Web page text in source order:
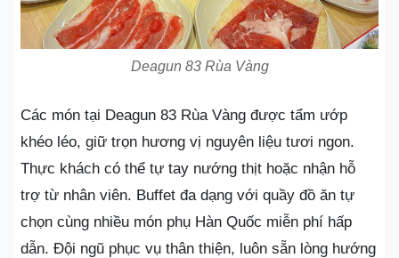
Deagun 83 Rùa Vàng
Các món tại Deagun 83 Rùa Vàng được tẩm ướp
khéo léo, giữ trọn hương vị nguyên liệu tươi ngon.
Thực khách có thể tự tay nướng thịt hoặc nhận hỗ
trợ từ nhân viên. Buffet đa dạng với quầy đồ ăn tự
chọn cùng nhiều món phụ Hàn Quốc miễn phí hấp
dẫn. Đội ngũ phục vụ thân thiện, luôn sẵn lòng hướng